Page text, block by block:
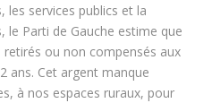
les services publics et la
Parti de Gauche estime que
retirés ou non compensés aux
ans. Cet argent manque
à nos espaces ruraux, pour